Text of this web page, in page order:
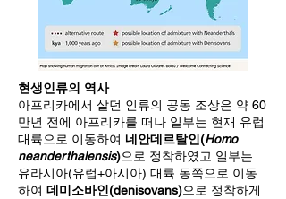
현생인류의 역사
아프리카에서 살던 인류의 공동 조상은 약 60
만년 전에 아프리카를 떠나 일부는 현재 유럽
대륙으로 이동하여 네안데르탈인(Homo
neanderthalensis)으로 정착하였고 일부는
유라시아(유럽+아시아) 대륙 동쪽으로 이동
하여 데미소바인(denisovans)으로 정착하게